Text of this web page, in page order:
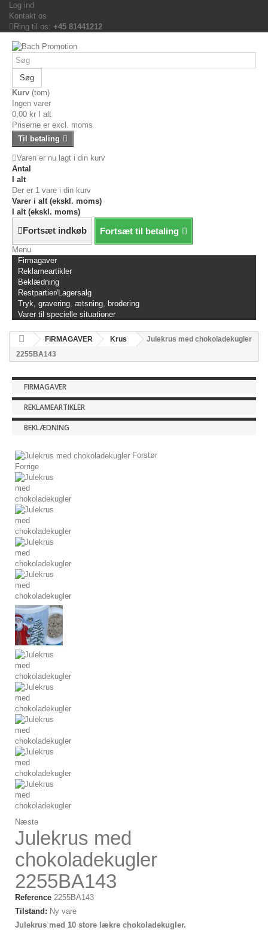
Log ind
Kontakt os
Ring til os: +45 81441212
Søg
Kurv (tom)
Ingen varer
0,00 kr
I alt
Priserne er excl. moms
Til betaling
Varen er nu lagt i din kurv
Antal
I alt
Der er 1 vare i din kurv
Varer i alt (ekskl. moms)
I alt (ekskl. moms)
Fortsæt indkøb Fortsæt til betaling
Menu
Firmagaver
Reklameartikler
Beklædning
Restpartier/Lagersalg
Tryk, gravering, ætsning, brodering
Varer til specielle situationer
FIRMAGAVER Krus
Julekrus med chokoladekugler
2255BA143
FIRMAGAVER
REKLAMEARTIKLER
BEKLÆDNING
Forstør
Forrige
Næste
Julekrus med
chokoladekugler
2255BA143
Reference 2255BA143
Tilstand: Ny vare
Julekrus med 10 store lækre chokoladekugler.